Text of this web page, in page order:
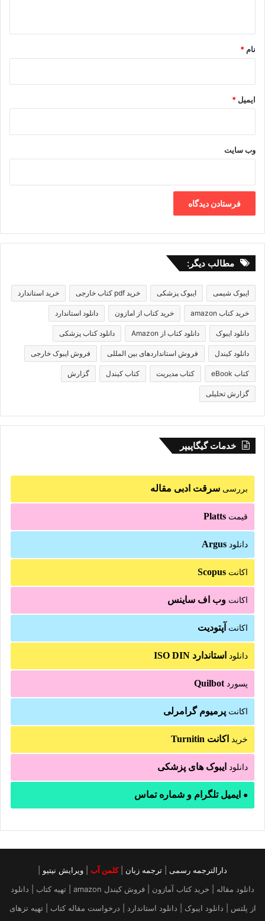
نام *
ایمیل *
وب‌ سایت
مطالب دیگر:
ایبوک شیمی ایبوک پزشکی خرید pdf کتاب خارجی خرید استاندارد
خرید کتاب amazon خرید کتاب از امازون دانلود استاندارد
دانلود ایبوک دانلود کتاب از Amazon دانلود کتاب پزشکی
دانلود کیندل فروش استانداردهای بین المللی فروش ایبوک خارجی
کتاب eBook کتاب مدیریت کتاب کیندل گزارش
گزارش تحلیلی
خدمات گیگاپیپر
بررسی سرقت ادبی مقاله
قیمت Platts
دانلود Argus
اکانت Scopus
اکانت وب اف ساینس
اکانت آپتودیت
دانلود استاندارد ISO DIN
پسورد Quilbot
اکانت پرمیوم گرامرلی
خرید اکانت Turnitin
دانلود ایبوک های پزشکی
● ایمیل تلگرام و شماره تماس
دارالترجمه رسمی ترجمه زبان |کلمن آب ویرایش نیتیو
دانلود مقاله | خرید کتاب آمازون | فروش کیندل amazon | تهیه کتاب | دانلود
از پلتس | دانلود ایبوک | دانلود استاندارد | درخواست مقاله کتاب | تهیه تزهای